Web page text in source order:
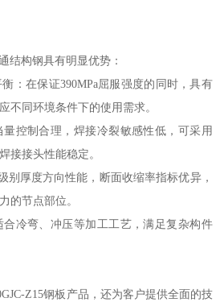
结构钢具有明显优势：
：在保证390MPa屈服强度的同时，具有
不同环境条件下的使用需求。
控制合理，焊接冷裂敏感性低，可采用
接接头性能稳定。
别厚度方向性能，断面收缩率指标优异，
的节点部位。
冷弯、冲压等加工工艺，满足复杂构件
Z15钢板产品，还为客户提供全面的技